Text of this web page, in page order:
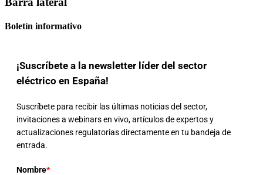
Boletín informativo
¡Suscríbete a la newsletter líder del sector
eléctrico en España!
Suscríbete para recibir las últimas noticias del sector,
invitaciones a webinars en vivo, artículos de expertos y
actualizaciones regulatorias directamente en tu bandeja de
entrada.
Nombre*